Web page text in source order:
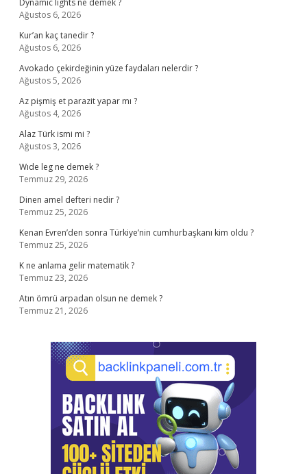
Dynamic lights ne demek ?
Ağustos 6, 2026
Kur’an kaç tanedir ?
Ağustos 6, 2026
Avokado çekirdeğinin yüze faydaları nelerdir ?
Ağustos 5, 2026
Az pişmiş et parazit yapar mı ?
Ağustos 4, 2026
Alaz Türk ismi mi ?
Ağustos 3, 2026
Wıde leg ne demek ?
Temmuz 29, 2026
Dinen amel defteri nedir ?
Temmuz 25, 2026
Kenan Evren’den sonra Türkiye’nin cumhurbaşkanı kim oldu ?
Temmuz 25, 2026
K ne anlama gelir matematik ?
Temmuz 23, 2026
Atın ömrü arpadan olsun ne demek ?
Temmuz 21, 2026